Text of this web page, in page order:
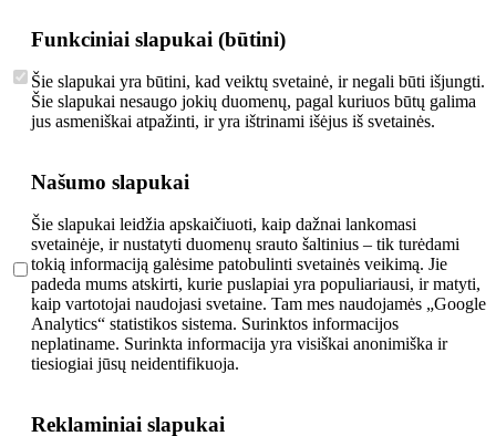
Funkciniai slapukai (būtini)
Šie slapukai yra būtini, kad veiktų svetainė, ir negali būti išjungti.
Šie slapukai nesaugo jokių duomenų, pagal kuriuos būtų galima
jus asmeniškai atpažinti, ir yra ištrinami išėjus iš svetainės.
Našumo slapukai
Šie slapukai leidžia apskaičiuoti, kaip dažnai lankomasi
svetainėje, ir nustatyti duomenų srauto šaltinius – tik turėdami
tokią informaciją galėsime patobulinti svetainės veikimą. Jie
padeda mums atskirti, kurie puslapiai yra populiariausi, ir matyti,
kaip vartotojai naudojasi svetaine. Tam mes naudojamės „Google
Analytics“ statistikos sistema. Surinktos informacijos
neplatiname. Surinkta informacija yra visiškai anonimiška ir
tiesiogiai jūsų neidentifikuoja.
Reklaminiai slapukai